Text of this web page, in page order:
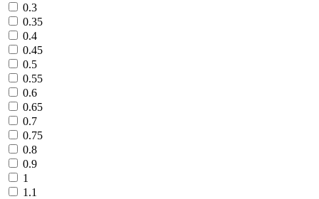
0.3
0.35
0.4
0.45
0.5
0.55
0.6
0.65
0.7
0.75
0.8
0.9
1
1.1